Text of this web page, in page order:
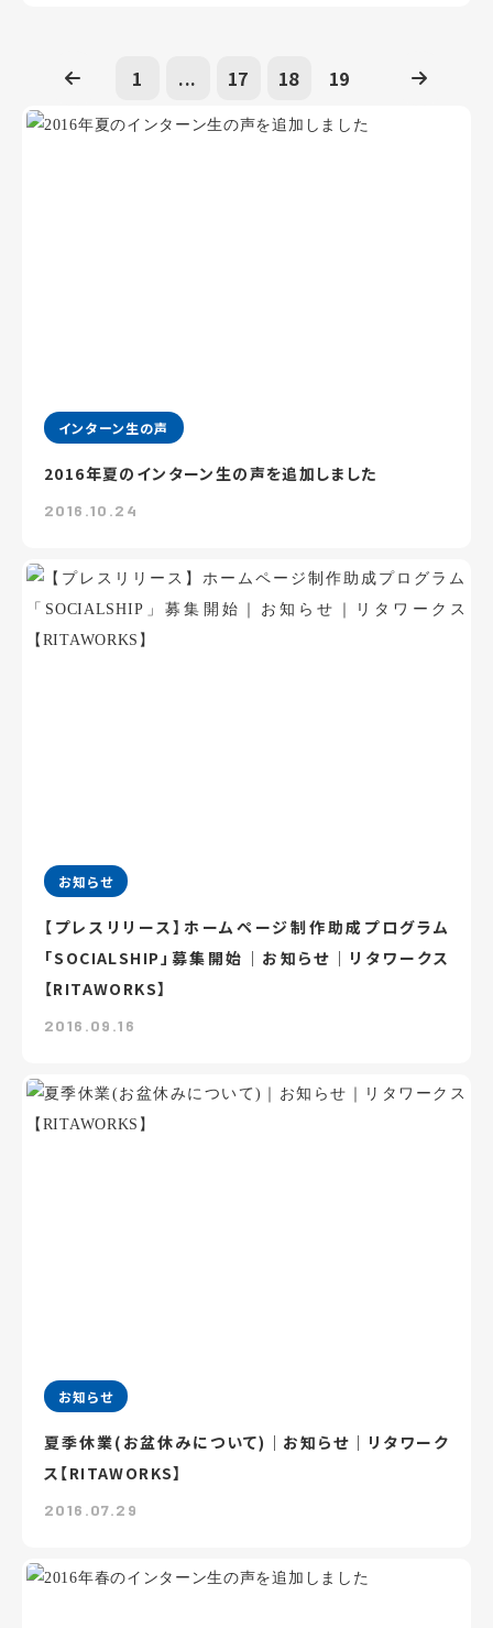
1 ... 17 18 19
インターン生の声
2016年夏のインターン生の声を追加しました
2016.10.24
お知らせ
【プレスリリース】ホームページ制作助成プログラム
「SOCIALSHIP」募集開始｜お知らせ｜リタワークス
【RITAWORKS】
2016.09.16
お知らせ
夏季休業(お盆休みについて)｜お知らせ｜リタワーク
ス【RITAWORKS】
2016.07.29